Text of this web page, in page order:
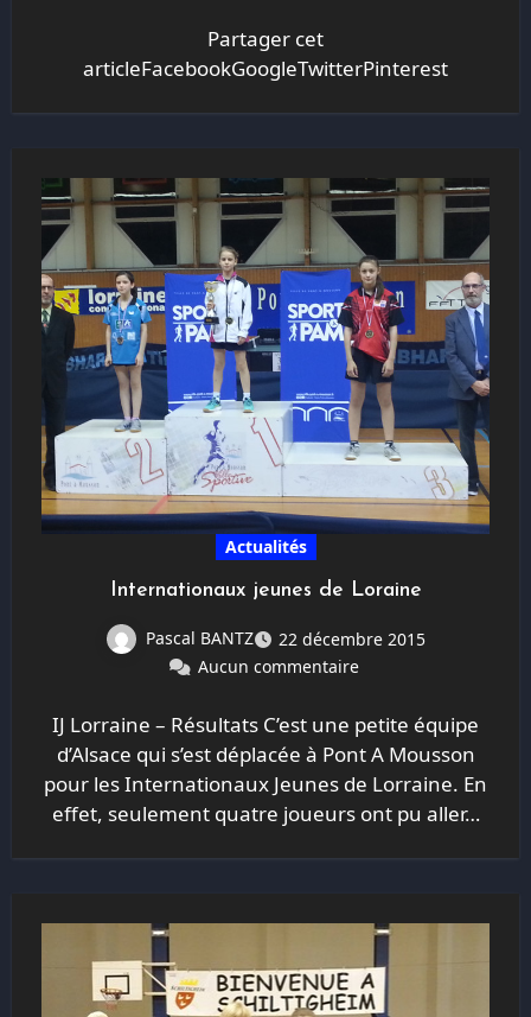
Partager cet
articleFacebookGoogleTwitterPinterest
Actualités
Internationaux jeunes de Loraine
Pascal BANTZ
22 décembre 2015
Aucun commentaire
IJ Lorraine – Résultats C’est une petite équipe
d’Alsace qui s’est déplacée à Pont A Mousson
pour les Internationaux Jeunes de Lorraine. En
effet, seulement quatre joueurs ont pu aller…